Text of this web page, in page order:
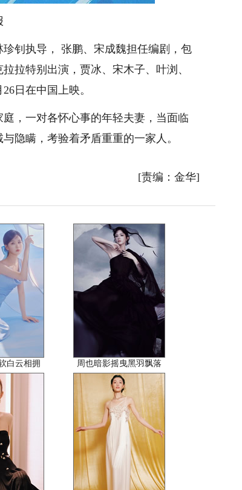
钊执导， 张鹏、宋成魏担任编剧，包
拉特别出演，贾冰、宋木子、叶浏、
日在中国上映。
，一对各怀心事的年轻夫妻，当面临
隐瞒，考验着矛盾重重的一家人。
[责编：金华]
白云相拥 周也暗影摇曳黑羽飘落